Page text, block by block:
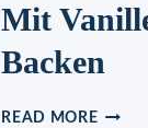
Mit
Backen
READ MORE